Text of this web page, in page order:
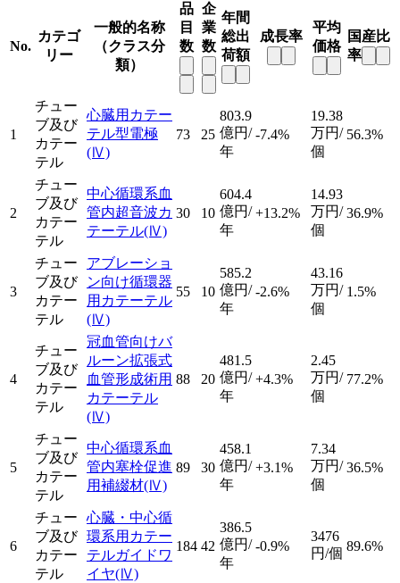
No.
カテゴ
リー
一般的名称
（クラス分
類）
品
目
数
企
業
数
年間
総出
荷額
成長率
平均
価格
国産比
率
1
チュー
ブ及び
カテー
テル
心臓用カテー
テル型電極
(Ⅳ)
73 25
803.9
億円/
年
-7.4%
19.38
万円/
個
56.3%
2
チュー
ブ及び
カテー
テル
中心循環系血
管内超音波カ
テーテル(Ⅳ)
30 10
604.4
億円/
年
+13.2%
14.93
万円/
個
36.9%
3
チュー
ブ及び
カテー
テル
アブレーショ
ン向け循環器
用カテーテル
(Ⅳ)
55 10
585.2
億円/
年
-2.6%
43.16
万円/
個
1.5%
4
チュー
ブ及び
カテー
テル
冠血管向けバ
ルーン拡張式
血管形成術用
カテーテル
(Ⅳ)
88 20
481.5
億円/
年
+4.3%
2.45
万円/
個
77.2%
5
チュー
ブ及び
カテー
テル
中心循環系血
管内塞栓促進
用補綴材(Ⅳ)
89 30
458.1
億円/
年
+3.1%
7.34
万円/
個
36.5%
6
チュー
ブ及び
カテー
テル
心臓・中心循
環系用カテー
テルガイドワ
イヤ(Ⅳ)
184 42
386.5
億円/
年
-0.9%
3476
円/個 89.6%